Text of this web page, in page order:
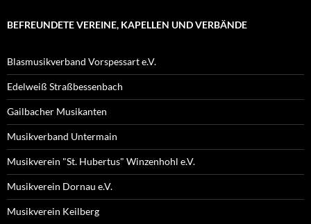
BEFREUNDETE VEREINE, KAPELLEN UND VERBÄNDE
Blasmusikverband Vorspessart e.V.
Edelweiß Straßbessenbach
Gailbacher Musikanten
Musikverband Untermain
Musikverein "St. Hubertus" Winzenhohl e.V.
Musikverein Dornau e.V.
Musikverein Keilberg